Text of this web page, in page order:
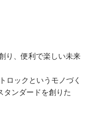
り、便利で楽しい未来
ロックというモノづく
タンダードを創りた